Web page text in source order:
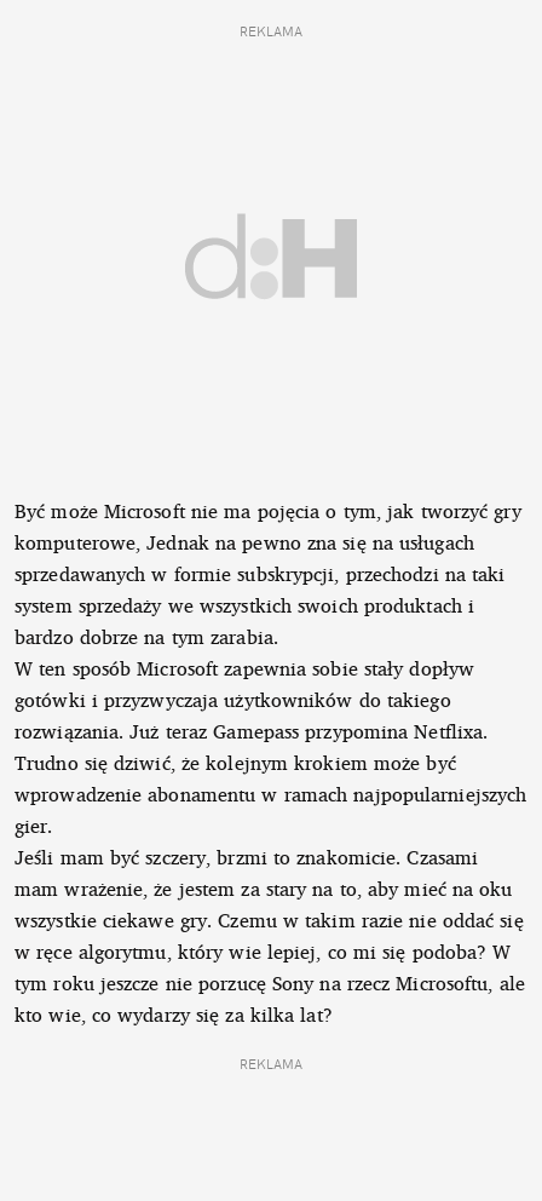
REKLAMA
Być może Microsoft nie ma pojęcia o tym, jak tworzyć gry
komputerowe, Jednak na pewno zna się na usługach
sprzedawanych w formie subskrypcji, przechodzi na taki
system sprzedaży we wszystkich swoich produktach i
bardzo dobrze na tym zarabia.
W ten sposób Microsoft zapewnia sobie stały dopływ
gotówki i przyzwyczaja użytkowników do takiego
rozwiązania. Już teraz Gamepass przypomina Netflixa.
Trudno się dziwić, że kolejnym krokiem może być
wprowadzenie abonamentu w ramach najpopularniejszych
gier.
Jeśli mam być szczery, brzmi to znakomicie. Czasami
mam wrażenie, że jestem za stary na to, aby mieć na oku
wszystkie ciekawe gry. Czemu w takim razie nie oddać się
w ręce algorytmu, który wie lepiej, co mi się podoba? W
tym roku jeszcze nie porzucę Sony na rzecz Microsoftu, ale
kto wie, co wydarzy się za kilka lat?
REKLAMA